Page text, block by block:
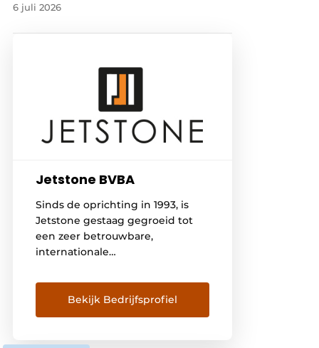
6 juli 2026
Jetstone BVBA
Sinds de oprichting in 1993, is
Jetstone gestaag gegroeid tot
een zeer betrouwbare,
internationale
werkbladen van graniet,
composiet en keramiek.
Inmiddels heeft de duurzame
Bekijk Bedrijfsprofiel